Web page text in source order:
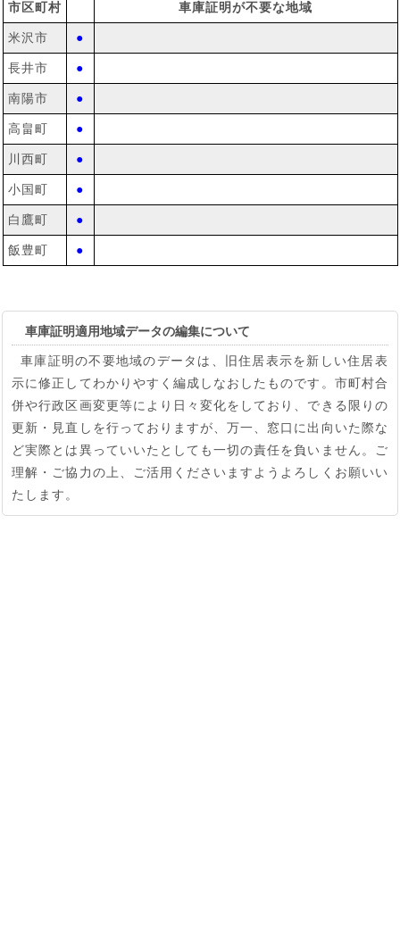
市区町村
車庫証明が不要な地域
米沢市 ●
長井市 ●
南陽市 ●
高畠町 ●
川西町 ●
小国町 ●
白鷹町 ●
飯豊町 ●
車庫証明適用地域データの編集について
車庫証明の不要地域のデータは、旧住居表示を新しい住居表
示に修正してわかりやすく編成しなおしたものです。市町村合
併や行政区画変更等により日々変化をしており、できる限りの
更新・見直しを行っておりますが、万一、窓口に出向いた際な
ど実際とは異っていいたとしても一切の責任を負いません。ご
理解・ご協力の上、ご活用くださいますようよろしくお願いい
たします。